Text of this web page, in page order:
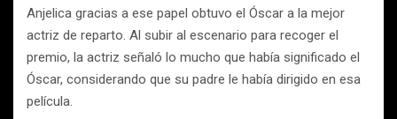
Anjelica gracias a ese papel obtuvo el Óscar a la mejor
actriz de reparto. Al subir al escenario para recoger el
premio, la actriz señaló lo mucho que había significado el
Óscar, considerando que su padre le había dirigido en esa
película.